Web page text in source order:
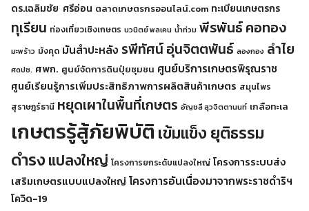
ดร.เฉลิมชัย ศรีอ่อน ตลาดเกษตรกรออนไลน์.com ทะเบียนเกษตรกร
ทุเรียน ท่องเที่ยวเชิงเกษตร นวนิตย์ พลเคน น้ำท่วม พีรพันธ์ คอทอง
มะพร้าว มังคุด มันสำปะหลัง รพีทัศน์ อุ่นจิตตพันธ์ ลองกอง ลำไย
ศดปช. ศพก. ศูนย์จัดการดินปุ๋ยชุมชน ศูนย์บริการเกษตรพิรุณราช
ศูนย์เรียนรู้การเพิ่มประสิทธิภาพการผลิตสินค้าเกษตร สมุนไพร
สุราษฎร์ธานี หยุดเผาในพื้นที่เกษตร อัญชลี สุวจิตตานนท์ เกลือทะเล
เกษตรรู้สู้ภัยพิบัติ เข้มแข็ง ยุติธรรม
ดำรงแปลงใหญ่ โครงการยกระดับแปลงใหญ่ โครงการระบบส่ง
เสริมเกษตรแบบแปลงใหญ่ โครงการอันเนื่องมาจากพระราชดำริฯ
โควิด-19